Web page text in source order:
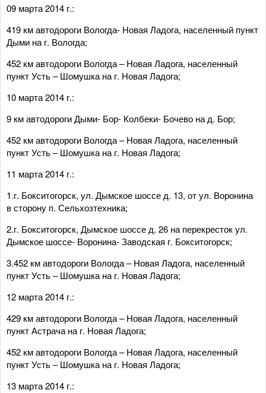
09 марта 2014 г.:
419 км автодороги Вологда- Новая Ладога, населенный пункт
Дыми на г. Вологда;
452 км автодороги Вологда – Новая Ладога, населенный
пункт Усть – Шомушка на г. Новая Ладога;
10 марта 2014 г.:
9 км автодороги Дыми- Бор- Колбеки- Бочево на д. Бор;
452 км автодороги Вологда – Новая Ладога, населенный
пункт Усть – Шомушка на г. Новая Ладога;
11 марта 2014 г.:
1.г. Бокситогорск, ул. Дымское шоссе д. 13, от ул. Воронина
в сторону п. Сельхозтехника;
2.г. Бокситогорск, Дымское шоссе д. 26 на перекресток ул.
Дымское шоссе- Воронина- Заводская г. Бокситогорск;
3.452 км автодороги Вологда – Новая Ладога, населенный
пункт Усть – Шомушка на г. Новая Ладога;
12 марта 2014 г.:
429 км автодороги Вологда – Новая Ладога, населенный
пункт Астрача на г. Новая Ладога;
452 км автодороги Вологда – Новая Ладога, населенный
пункт Усть – Шомушка на г. Новая Ладога;
13 марта 2014 г.: